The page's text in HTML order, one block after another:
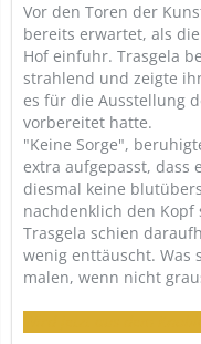
Vor den Toren der
bereits erwartet, als
Hof einfuhr. Trasgela
strahlend und zeigte
es für die Ausstellung
vorbereitet hatte.
"Keine Sorge",
extra aufgepasst, dass
diesmal keine
nachdenklich den
Trasgela schien
wenig enttäuscht. Was
malen, wenn nicht